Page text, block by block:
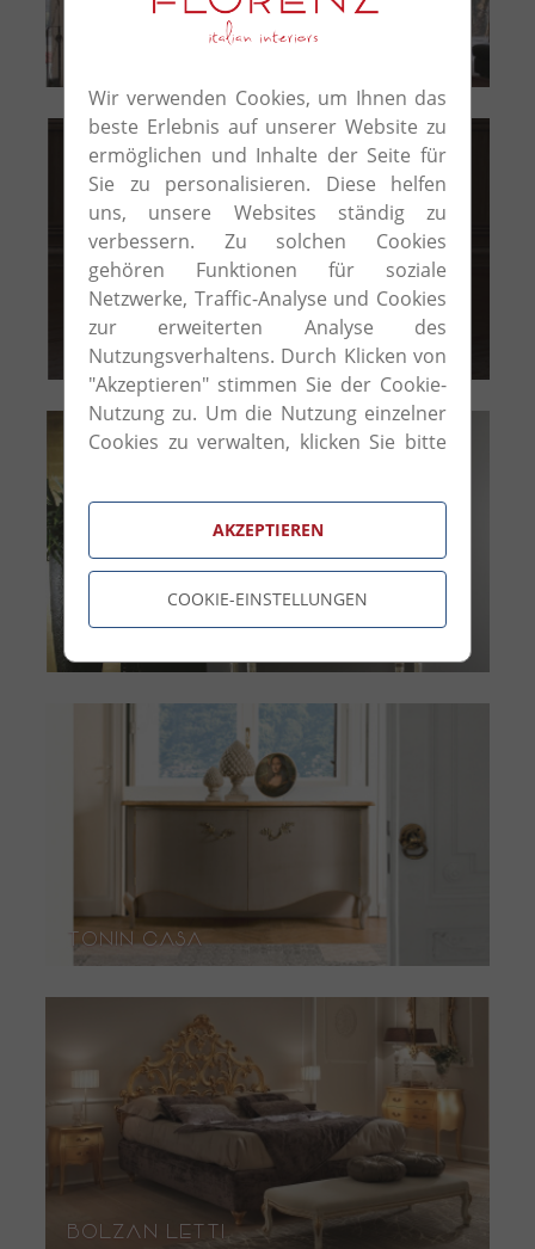
Asnaghi
Tonin Casa
Bolzan Letti
Wir verwenden Cookies, um Ihnen das
beste Erlebnis auf unserer Website zu
ermöglichen und Inhalte der Seite für
Sie zu personalisieren. Diese helfen
uns, unsere Websites ständig zu
verbessern. Zu solchen Cookies
gehören Funktionen für soziale
Netzwerke, Traffic-Analyse und Cookies
zur erweiterten Analyse des
Nutzungsverhaltens. Durch Klicken von
"Akzeptieren" stimmen Sie der Cookie-
Nutzung zu. Um die Nutzung einzelner
Cookies zu verwalten, klicken Sie bitte
AKZEPTIEREN
COOKIE-EINSTELLUNGEN